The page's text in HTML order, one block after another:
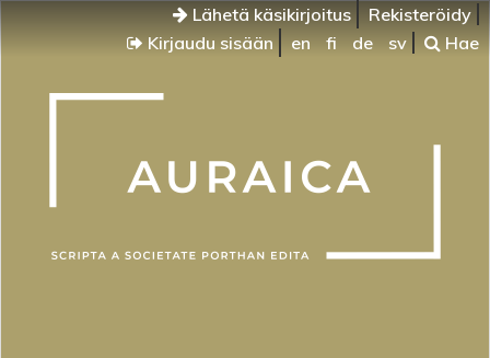
Lähetä käsikirjoitus
Rekisteröidy
Kirjaudu sisään
en fi de sv Hae